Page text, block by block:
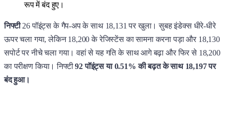
रूप में बंद हुए।
निफ्टी26 पॉइंट्स के गैप-अप के साथ 18,131 पर खुला। सुबह इंडेक्स धीरे-धीरे
ऊपर चला गया, लेकिन 18,200 के रेजिस्टेंस का सामना करना पड़ा और 18,130
सपोर्ट पर नीचे चला गया। वहां से यह गति के साथ आगे बढ़ा और फिर से 18,200
का परीक्षण किया। निफ्टी92 पॉइंट्स या 0.51% की बढ़त के साथ 18,197 पर
बंद हुआ।